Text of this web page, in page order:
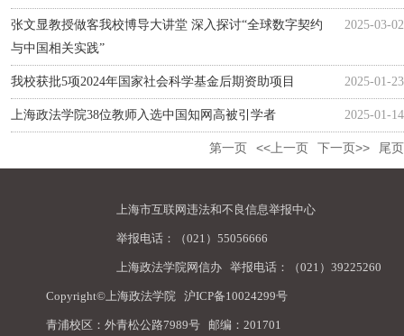
张文显教授做客我校博导大讲堂 深入探讨“全球数字契约
与中国相关实践”
2025-03-02
我校获批5项2024年国家社会科学基金后期资助项目 2025-01-23
上海政法学院38位教师入选中国知网高被引学者 2025-01-14
第一页 <<上一页 下一页>> 尾页
上海市互联网违法和不良信息举报中心
举报电话：（021）55056666
上海政法学院网信办 举报电话：（021）39225260
Copyright©上海政法学院 沪ICP备10024299号
青浦校区：外青松公路7989号 邮编：201701